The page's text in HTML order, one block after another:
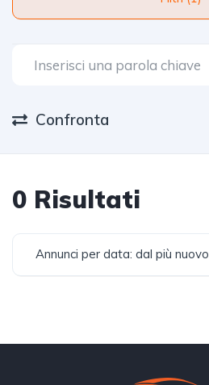
Confronta
0 Risultati
Annunci per data: dal più nuovo